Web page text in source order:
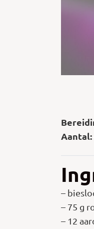
Aantal:
–
– 75 g
– 12